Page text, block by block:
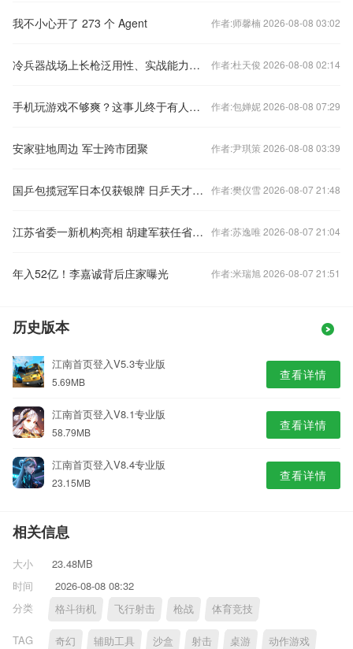
我不小心开了 273 个 Agent 作者:师馨楠 2026-08-08 03:02
冷兵器战场上长枪泛用性、实战能力远胜剑，为什么武侠游戏中剑成为象征主流？ 作者:杜天俊 2026-08-08 02:14
手机玩游戏不够爽？这事儿终于有人管管了 作者:包婵妮 2026-08-08 07:29
安家驻地周边 军士跨市团聚 作者:尹琪策 2026-08-08 03:39
国乒包揽冠军日本仅获银牌 日乒天才神童纷纷惨败 作者:樊仪雪 2026-08-07 21:48
江苏省委一新机构亮相 胡建军获任省委社会工作部副部长 作者:苏逸唯 2026-08-07 21:04
年入52亿！李嘉诚背后庄家曝光 作者:米瑞旭 2026-08-07 21:51
历史版本
江南首页登入V5.3专业版
5.69MB 查看详情
江南首页登入V8.1专业版
58.79MB 查看详情
江南首页登入V8.4专业版
23.15MB 查看详情
相关信息
大小
23.48MB
时间
2026-08-08 08:32
分类
格斗街机 飞行射击 枪战 体育竞技
TAG 奇幻 辅助工具 沙盒 射击 桌游 动作游戏